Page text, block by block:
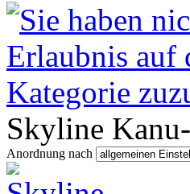
Skyline
Anordnung nach